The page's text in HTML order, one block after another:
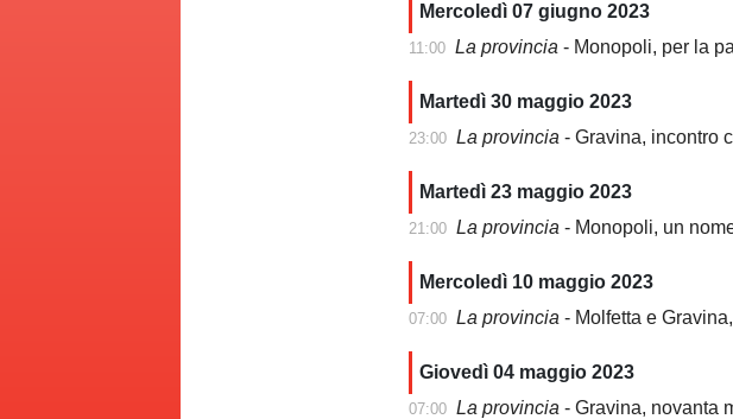
Mercoledì 07 giugno 2023
11:00 La provincia - Monopoli, per la panchina piace
Martedì 30 maggio 2023
23:00 La provincia - Gravina, incontro con il
Martedì 23 maggio 2023
21:00 La provincia - Monopoli, un nome in pole per la
Mercoledì 10 maggio 2023
07:00 La provincia - Molfetta e
Giovedì 04 maggio 2023
07:00 La provincia - Gravina, novanta minuti